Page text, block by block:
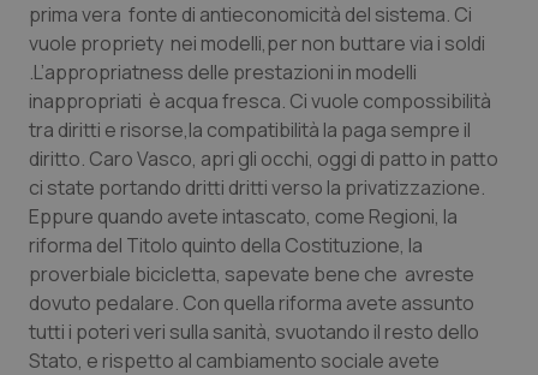
Tiroide
Tumore al seno
Tumore ovarico
Tumori del Polmone & Testa Collo
Tumori gastrointestinali
Ulcera & Reflusso
prima vera fonte di antieconomicità del sistema. Ci
vuole propriety nei modelli,per non buttare via i soldi
.L’appropriatness delle prestazioni in modelli
inappropriati è acqua fresca. Ci vuole compossibilità
tra diritti e risorse,la compatibilità la paga sempre il
diritto. Caro Vasco, apri gli occhi, oggi di patto in patto
ci state portando dritti dritti verso la privatizzazione.
Eppure quando avete intascato, come Regioni, la
riforma del Titolo quinto della Costituzione, la
proverbiale bicicletta, sapevate bene che avreste
dovuto pedalare. Con quella riforma avete assunto
tutti i poteri veri sulla sanità, svuotando il resto dello
Stato, e rispetto al cambiamento sociale avete